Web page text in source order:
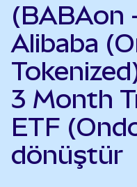
(BABAon
Alibaba
3 Month
ETF
dönüştür